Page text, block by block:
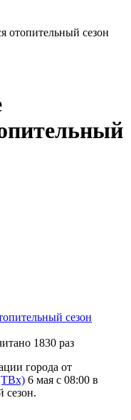
отопительный сезон
1830 раз
города от
6 мая с 08:00 в
сезон.